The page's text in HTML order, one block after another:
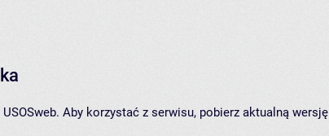
Aby korzystać z serwisu, pobierz aktualną wersję